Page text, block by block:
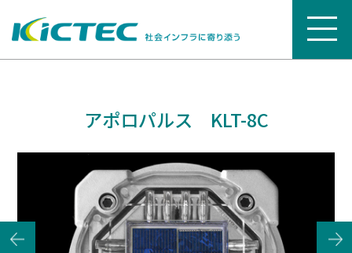
アポロパルス KLT-8C